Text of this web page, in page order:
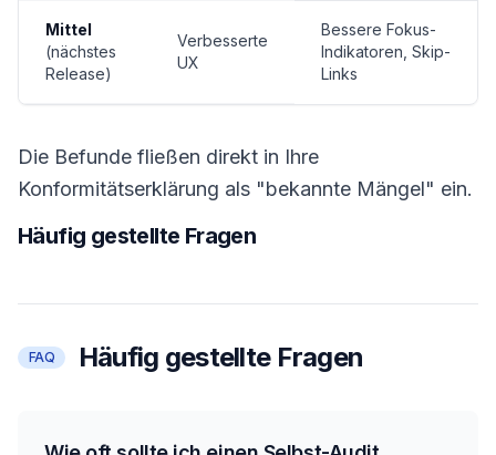
Mittel
(nächstes
Release)
Verbesserte
UX
Bessere Fokus-
Indikatoren, Skip-
Links
Die Befunde fließen direkt in Ihre
Konformitätserklärung als "bekannte Mängel" ein.
Häufig gestellte Fragen
FAQ Häufig gestellte Fragen